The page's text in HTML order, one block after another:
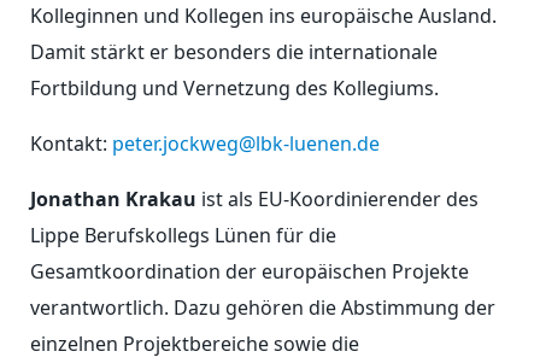
Kolleginnen und Kollegen ins europäische Ausland.
Damit stärkt er besonders die internationale
Fortbildung und Vernetzung des Kollegiums.
Kontakt: peter.jockweg@lbk-luenen.de
Jonathan Krakau ist als EU-Koordinierender des
Lippe Berufskollegs Lünen für die
Gesamtkoordination der europäischen Projekte
verantwortlich. Dazu gehören die Abstimmung der
einzelnen Projektbereiche sowie die